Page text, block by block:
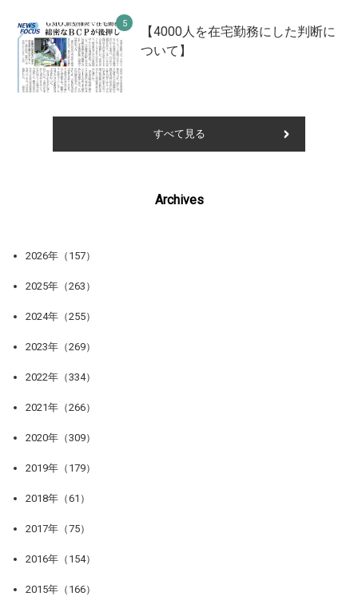
【4000人を在宅勤務にした判断に
ついて】
すべて見る
Archives
2026年（157）
2025年（263）
2024年（255）
2023年（269）
2022年（334）
2021年（266）
2020年（309）
2019年（179）
2018年（61）
2017年（75）
2016年（154）
2015年（166）